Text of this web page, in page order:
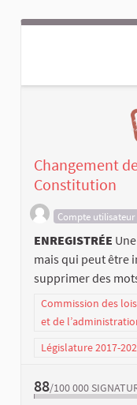
Changement
Constitution
Compte
ENREGISTRÉE
mais qui peut être
supprimer des
Commission des
et de
Législature 2017-
88/100 000